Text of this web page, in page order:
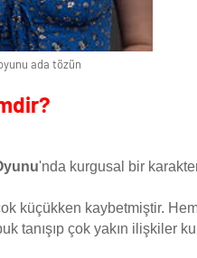
ada tözün
'nda kurgusal bir
küçükken kaybetmiştir.
tanışıp çok yakın ilişkiler